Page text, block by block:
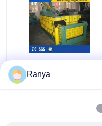
Forward Out
Hydraulische metalen
balenpers Machine
Ranya